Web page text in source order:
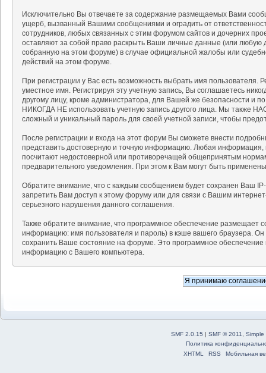
Исключительно Вы отвечаете за содержание размещаемых Вами
ущерб, вызванный Вашими сообщениями и оградить от
сотрудников, любых связанных с этим форумом сайтов и дочерних
оставляют за собой право раскрыть Ваши личные данные (или
собранную на этом форуме) в случае официальной жалобы или
действий на этом форуме.
При регистрации у Вас есть возможность выбрать имя пользователя.
уместное имя. Регистрируя эту учетную запись, Вы соглашаетесь
другому лицу, кроме администратора, для Вашей же безопасности и
НИКОГДА НЕ использовать учетную запись другого лица. Мы также
сложный и уникальный пароль для своей учетной записи, чтобы
После регистрации и входа на этот форум Вы сможете внести
представить достоверную и точную информацию. Любая информация,
посчитают недостоверной или противоречащей общепринятым
предварительного уведомления. При этом к Вам могут быть
Обратите внимание, что с каждым сообщением будет сохранен Ваш
запретить Вам доступ к этому форуму или для связи с Вашим
серьезного нарушения данного соглашения.
Также обратите внимание, что программное обеспечение размещает
информацию: имя пользователя и пароль) в кэше вашего браузера.
сохранить Ваше состояние на форуме. Это программное обеспечение
информацию с Вашего компьютера.
SMF 2.0.15 | SMF © 2011
Simple
Политика
XHTML
RSS Мобильная